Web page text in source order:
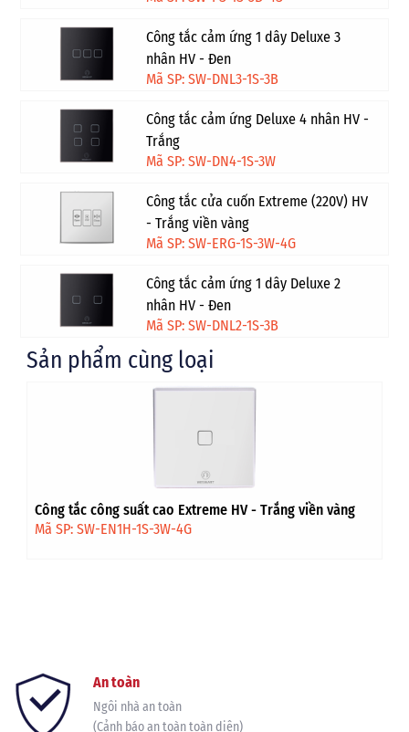
Công tắc cảm ứng 1 dây Deluxe 3
nhân HV - Đen
Mã SP: SW-DNL3-1S-3B
Công tắc cảm ứng Deluxe 4 nhân HV -
Trắng
Mã SP: SW-DN4-1S-3W
Công tắc cửa cuốn Extreme (220V) HV
- Trắng viền vàng
Mã SP: SW-ERG-1S-3W-4G
Công tắc cảm ứng 1 dây Deluxe 2
nhân HV - Đen
Mã SP: SW-DNL2-1S-3B
Sản phẩm cùng loại
Công tắc công suất cao Extreme HV - Trắng viền vàng
Mã SP: SW-EN1H-1S-3W-4G
An toàn
Ngôi nhà an toàn
(Cảnh báo an toàn toàn diện)